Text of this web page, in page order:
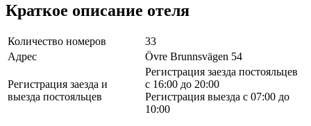
Краткое описание отеля
Количество номеров
33
Адрес
Övre Brunnsvägen 54
Регистрация заезда и
выезда постояльцев
Регистрация заезда постояльцев
с 16:00 до 20:00
Регистрация выезда с 07:00 до
10:00